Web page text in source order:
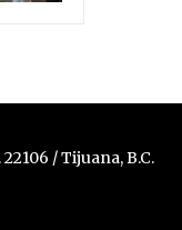
/ Tijuana, B.C.